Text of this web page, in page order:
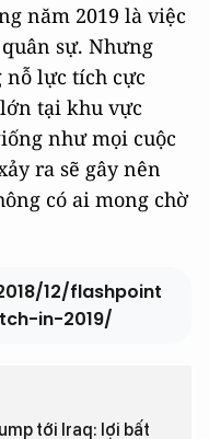
năm 2019 là việc
sự. Nhưng
nỗ lực tích cực
tại khu vực
như mọi cuộc
ra sẽ gây nên
có ai mong chờ
12/flashpoint
in-2019/
tới Iraq: lợi bất